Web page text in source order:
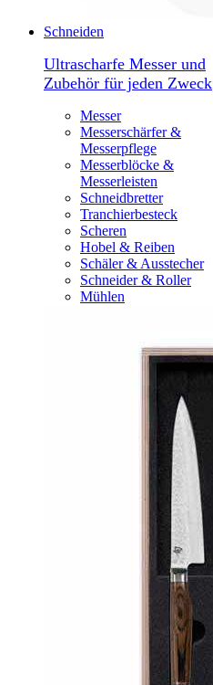
Schneiden
Ultrascharfe Messer und
Zubehör für jeden Zweck
Messer
Messerschärfer &
Messerpflege
Messerblöcke &
Messerleisten
Schneidbretter
Tranchierbesteck
Scheren
Hobel & Reiben
Schäler & Ausstecher
Schneider & Roller
Mühlen